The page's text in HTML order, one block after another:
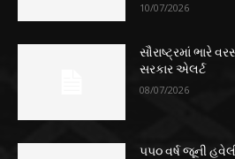
10/07/2026
સૌરાષ્ટ્રમાં ભારે
સરકાર એલર્ટ
08/07/2026
૫૫૦ વર્ષ જૂની